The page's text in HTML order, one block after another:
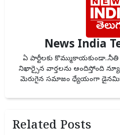
News India
ఏ పార్టీలకు
నిఖార్సైన వార్తలను అందిస్తోంది
మెరుగైన సమాజం ధ్యేయంగా డైనమిక్
Related Posts